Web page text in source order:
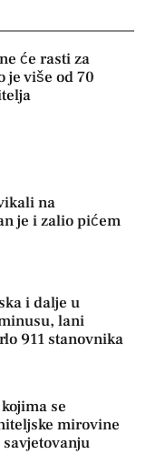
će rasti za
je više od 70
na
je i zalio pićem
i dalje u
lani
911 stanovnika
se
mirovine